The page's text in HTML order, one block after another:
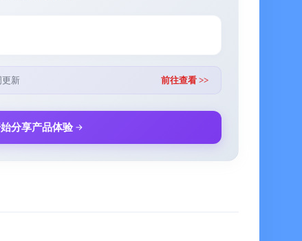
喜欢的类目
新 前往查看 >>
分享产品体验